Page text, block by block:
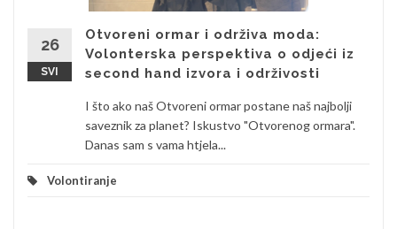
26
SVI
Otvoreni ormar i održiva moda:
Volonterska perspektiva o odjeći iz
second hand izvora i održivosti
I što ako naš Otvoreni ormar postane naš najbolji
saveznik za planet? Iskustvo "Otvorenog ormara".
Danas sam s vama htjela...
Volontiranje